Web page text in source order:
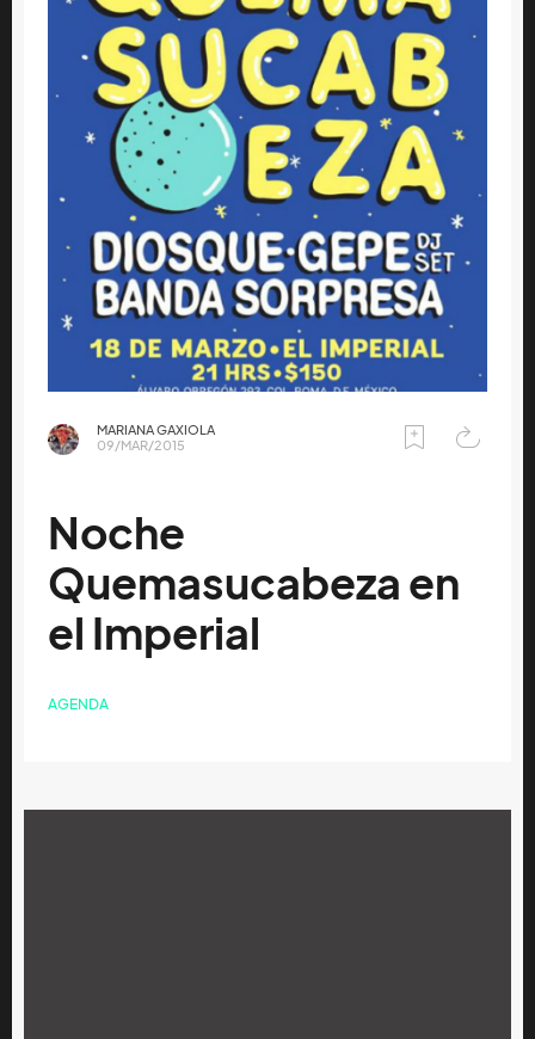
MARIANA GAXIOLA
09/MAR/2015
Noche
Quemasucabeza en
el Imperial
AGENDA